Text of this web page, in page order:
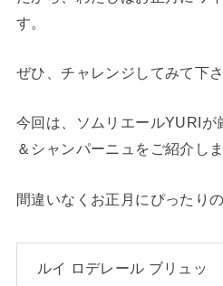
す。
ぜひ、チャレンジしてみて下さ
今回は、ソムリエールYURIが
＆シャンパーニュをご紹介しま
間違いなくお正月にぴったり
ルイ ロデレール ブリュッ